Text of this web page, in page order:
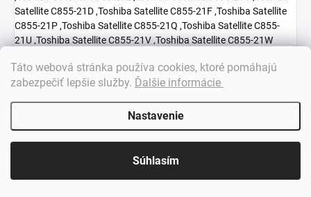
Táto webová stránka používa cookies, ktoré pomáhajú
zabezpečiť lepšie služby. Ďalšie informácie
Nastavenie
Súhlasím
Dobrý deň! 👋 Pomôžem vám nájsť správny diel. Napíšte mi.